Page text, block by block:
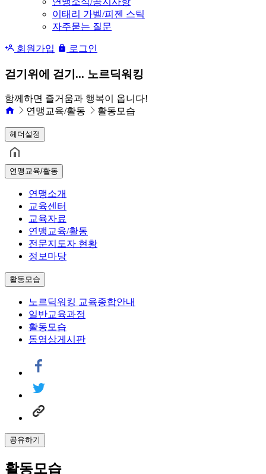
이태리 가벨/피젠 스틱
자주묻는 질문
회원가입 로그인
걷기위에 걷기... 노르딕워킹
함께하면 즐거움과 행복이 옵니다!
연맹교육/활동
활동모습
헤더설정
연맹교육/활동
연맹소개
교육센터
교육자료
연맹교육/활동
전문지도자 현황
정보마당
활동모습
노르딕워킹 교육종합안내
일반교육과정
활동모습
동영상게시판
공유하기
활동모습